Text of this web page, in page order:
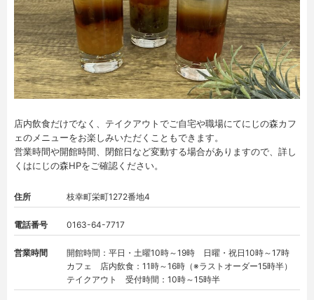
店内飲食だけでなく、テイクアウトでご自宅や職場にてにじの森カフ
ェのメニューをお楽しみいただくこともできます。
営業時間や開館時間、閉館日など変動する場合がありますので、詳し
くはにじの森HPをご確認ください。
住所 枝幸町栄町1272番地4
電話番号 0163-64-7717
営業時間
開館時間：平日・土曜10時～19時 日曜・祝日10時～17時
カフェ 店内飲食：11時～16時（※ラストオーダー15時半）
テイクアウト 受付時間：10時～15時半